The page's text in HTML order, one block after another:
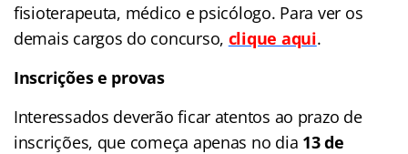
fisioterapeuta, médico e psicólogo. Para ver os
demais cargos do concurso, clique aqui.
Inscrições e provas
Interessados deverão ficar atentos ao prazo de
inscrições, que começa apenas no dia 13 de